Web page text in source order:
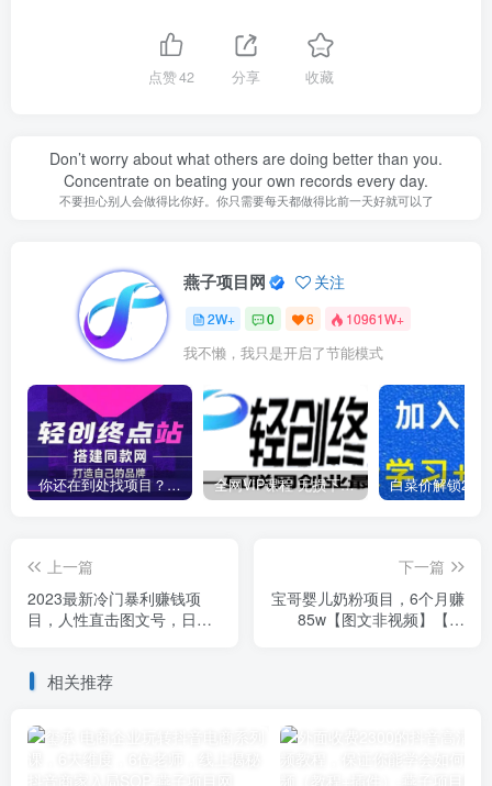
点赞42 分享 收藏
Don’t worry about what others are doing better than you.
Concentrate on beating your own records every day.
不要担心别人会做得比你好。你只需要每天都做得比前一天好就可以了
燕子项目网 关注
2W+ 0 6 10961W+
我不懒，我只是开启了节能模式
你还在到处找项目？还在当韭菜？我靠卖项目一个月收入5万+，曾经我也是个失败者。 全网VIP课程 无损下载~
上一篇
2023最新冷门暴利赚钱项
目，人性直击图文号，日收
下一篇
宝哥婴儿奶粉项目，6个月赚
85w【图文非视频】【揭
相关推荐